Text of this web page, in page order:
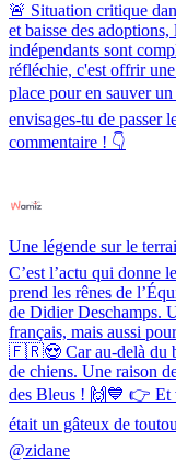
🚨 Situation critique
et baisse des
indépendants sont
réfléchie, c'est offrir
place pour en sauver
envisages-tu de passer
commentaire ! 👇
Une légende sur le
C’est l’actu qui donne
prend les rênes de
de Didier Deschamps.
français, mais aussi
🇫🇷😍 Car au-delà du
de chiens. Une raison
des Bleus ! 🙌💙 👉 Et
était un gâteux de
@zidane